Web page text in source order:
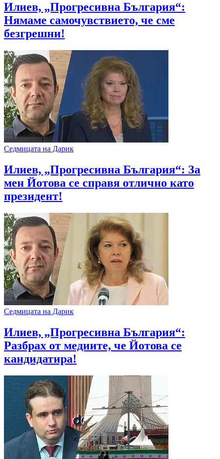
Илиев, „Прогресивна България“:
Нямаме самочувствието, че сме
безгрешни!
Седмицата на Дарик
Илиев, „Прогресивна България“: За
мен Йотова се справя отлично като
президент!
Седмицата на Дарик
Илиев, „Прогресивна България“:
Разбрах от медиите, че Йотова се
кандидатира!